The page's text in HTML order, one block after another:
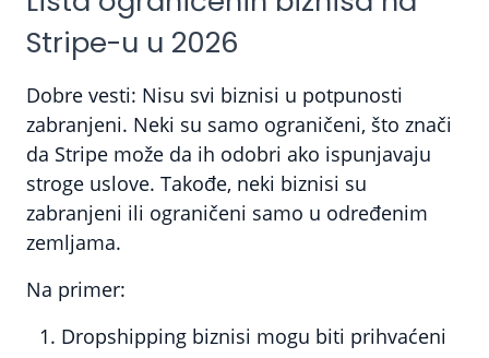
Stripe-u u 2026
Dobre vesti: Nisu svi biznisi u potpunosti
zabranjeni. Neki su samo ograničeni, što znači
da Stripe može da ih odobri ako ispunjavaju
stroge uslove. Takođe, neki biznisi su
zabranjeni ili ograničeni samo u određenim
zemljama.
Na primer:
Dropshipping biznisi mogu biti prihvaćeni